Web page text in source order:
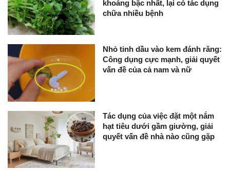
khoáng bậc nhất, lại có tác dụng
chữa nhiều bệnh
Nhỏ tinh dầu vào kem đánh răng:
Công dụng cực mạnh, giải quyết
vấn đề của cả nam và nữ
Tác dụng của việc đặt một nắm
hạt tiêu dưới gầm giường, giải
quyết vấn đề nhà nào cũng gặp